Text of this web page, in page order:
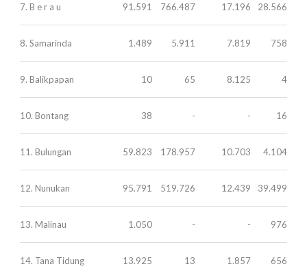
7. B e r a u 91.591 766.487 17.196 28.566
8. Samarinda 1.489 5.911 7.819 758
9. Balikpapan 10 65 8.125 4
10. Bontang 38 - - 16
11. Bulungan 59.823 178.957 10.703 4.104
12. Nunukan 95.791 519.726 12.439 39.499
13. Malinau 1.050 - - 976
14. Tana Tidung 13.925 13 1.857 656